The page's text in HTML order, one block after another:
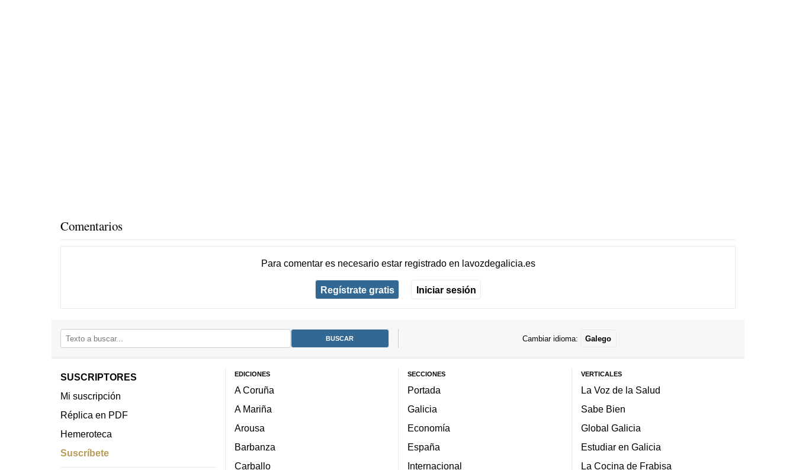
Comentarios
Para comentar es necesario estar registradoen lavozdegalicia.es
Regístrate gratis Iniciar sesión
Cambiar idioma: Galego
SUSCRIPTORES
Mi suscripción
Réplica en PDF
Hemeroteca
Suscríbete
EDICIONES
A Coruña
A Mariña
Arousa
Barbanza
Carballo
SECCIONES
Portada
Galicia
Economía
España
Internacional
VERTICALES
La Voz de la Salud
Sabe Bien
Global Galicia
Estudiar en Galicia
La Cocina de Frabisa